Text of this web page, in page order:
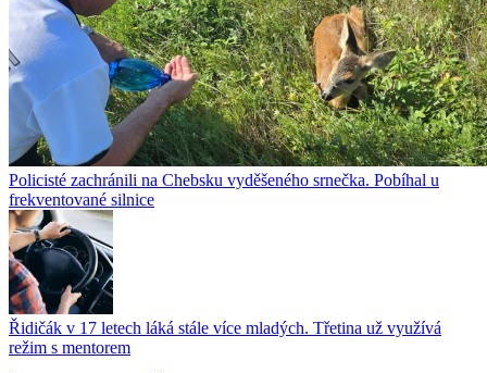
Policisté zachránili na Chebsku vyděšeného srnečka. Pobíhal u
frekventované silnice
Řidičák v 17 letech láká stále více mladých. Třetina už využívá
režim s mentorem